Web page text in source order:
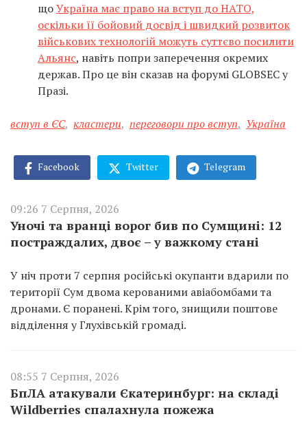
щоУкраїна має право на вступ до НАТО,
оскільки її бойовий досвід і швидкий розвиток
військових технологій можуть суттєво посилити
Альянс, навіть попри заперечення окремих
держав. Про це він сказав на форумі GLOBSEC у
Празі.
вступ в ЄС, кластери, переговори про вступ, Україна
Facebook Twitter Telegram
09:26 7 Серпня, 2026
Уночі та вранці ворог бив по Сумщині: 12
постраждалих, двоє – у важкому стані
У ніч проти 7 серпня російські окупанти вдарили по
території Сум двома керованими авіабомбами та
дронами. Є поранені. Крім того, знищили поштове
відділення у Глухівській громаді.
08:55 7 Серпня, 2026
БпЛА атакували Єкатеринбург: на складі
Wildberries спалахнула пожежа